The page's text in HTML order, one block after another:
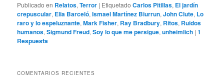
Publicado en Relatos,Terror | Etiquetado Carlos Pitillas, El jardín
crepuscular, Elia Barceló,Ismael Martínez Biurrun,John Clute, Lo
raro y lo espeluznante,Mark Fisher, Ray Bradbury, Ritos, Ruidos
humanos,Sigmund Freud,Soy lo que me persigue,unheimlich |1
Respuesta
COMENTARIOS RECIENTES